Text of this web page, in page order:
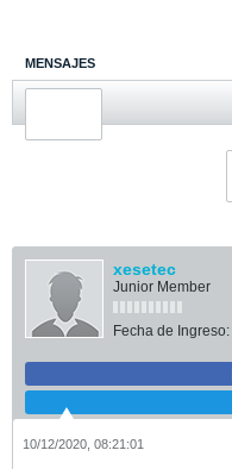
MENSAJES
ÚLTIMA ACTIVIDAD
xesetec
Junior Member
Fecha de Ingreso:
10/12/2020, 08:21:01